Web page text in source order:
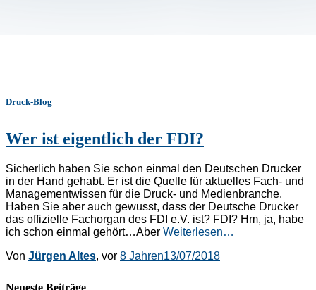
Druck-Blog
Wer ist eigentlich der FDI?
Sicherlich haben Sie schon einmal den Deutschen Drucker
in der Hand gehabt. Er ist die Quelle für aktuelles Fach- und
Managementwissen für die Druck- und Medienbranche.
Haben Sie aber auch gewusst, dass der Deutsche Drucker
das offizielle Fachorgan des FDI e.V. ist? FDI? Hm, ja, habe
ich schon einmal gehört…Aber Weiterlesen…
Von Jürgen Altes, vor 8 Jahren13/07/2018
Neueste Beiträge